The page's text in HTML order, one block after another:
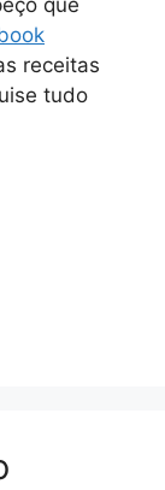
receitas
tudo